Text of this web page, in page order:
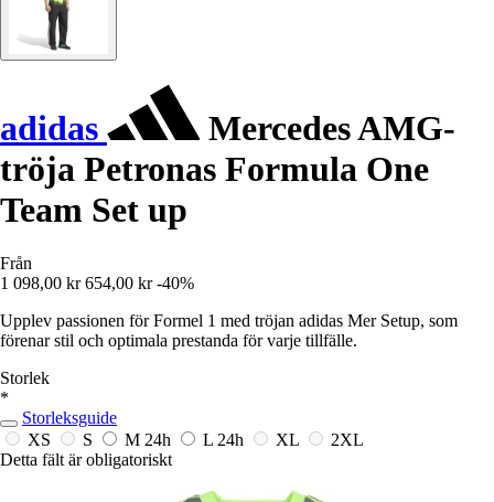
adidas
Mercedes AMG-
tröja Petronas Formula One
Team Set up
Från
1 098,00 kr 654,00 kr -40%
Upplev passionen för Formel 1 med tröjan adidas Mer Setup, som
förenar stil och optimala prestanda för varje tillfälle.
Storlek
*
Storleksguide
XS
S M 24h L 24h XL
2XL
Detta fält är obligatoriskt